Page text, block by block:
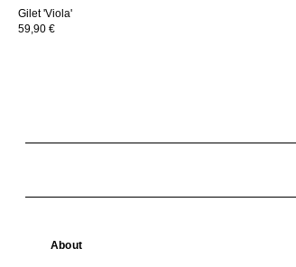
Gilet 'Viola'
59,90 €
About